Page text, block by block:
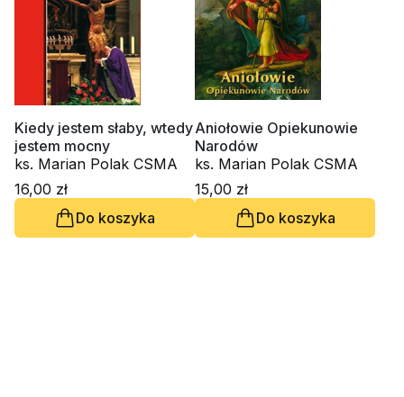
Kiedy jestem słaby, wtedy
jestem mocny
ks. Marian Polak CSMA
16,00 zł
Do koszyka
Aniołowie Opiekunowie
Narodów
ks. Marian Polak CSMA
15,00 zł
Do koszyka